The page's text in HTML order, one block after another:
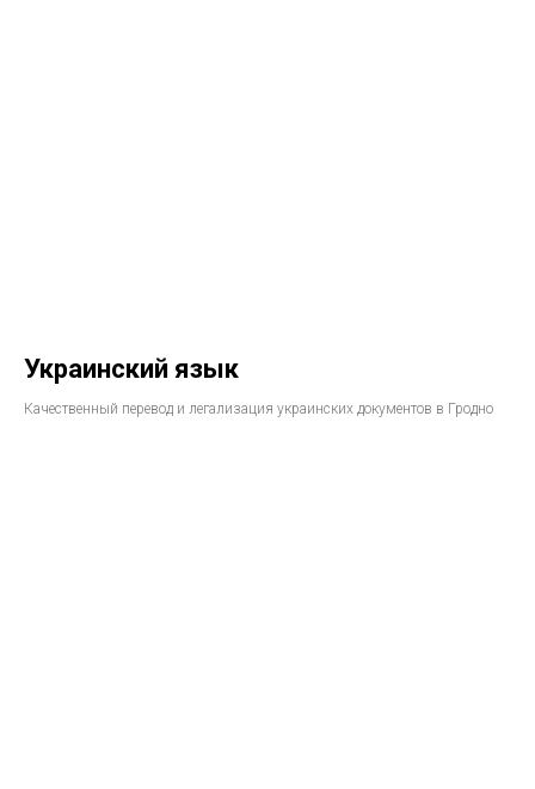
Украинский язык
Качественный перевод и легализация украинских документов в Гродно